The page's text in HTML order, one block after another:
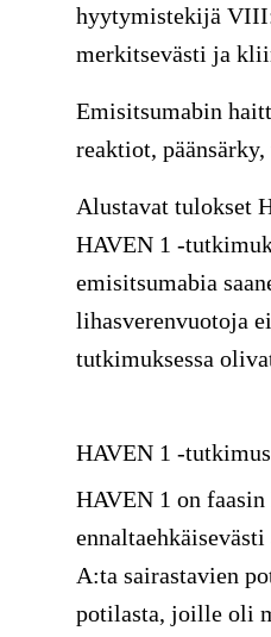
hyytymistekijä
merkitsevästi ja
Emisitsumabin
reaktiot,
Alustavat tulokset
HAVEN 1 -
emisitsumabia
lihasverenvuotoja
tutkimuksessa
HAVEN 1 -
HAVEN 1 on
A:ta sairastavien
potilasta, joille oli